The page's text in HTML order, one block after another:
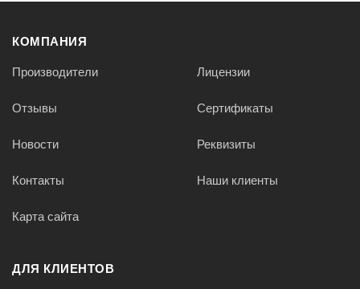
КОМПАНИЯ
Производители Лицензии
Отзывы Сертификаты
Новости Реквизиты
Контакты Наши клиенты
Карта сайта
ДЛЯ КЛИЕНТОВ